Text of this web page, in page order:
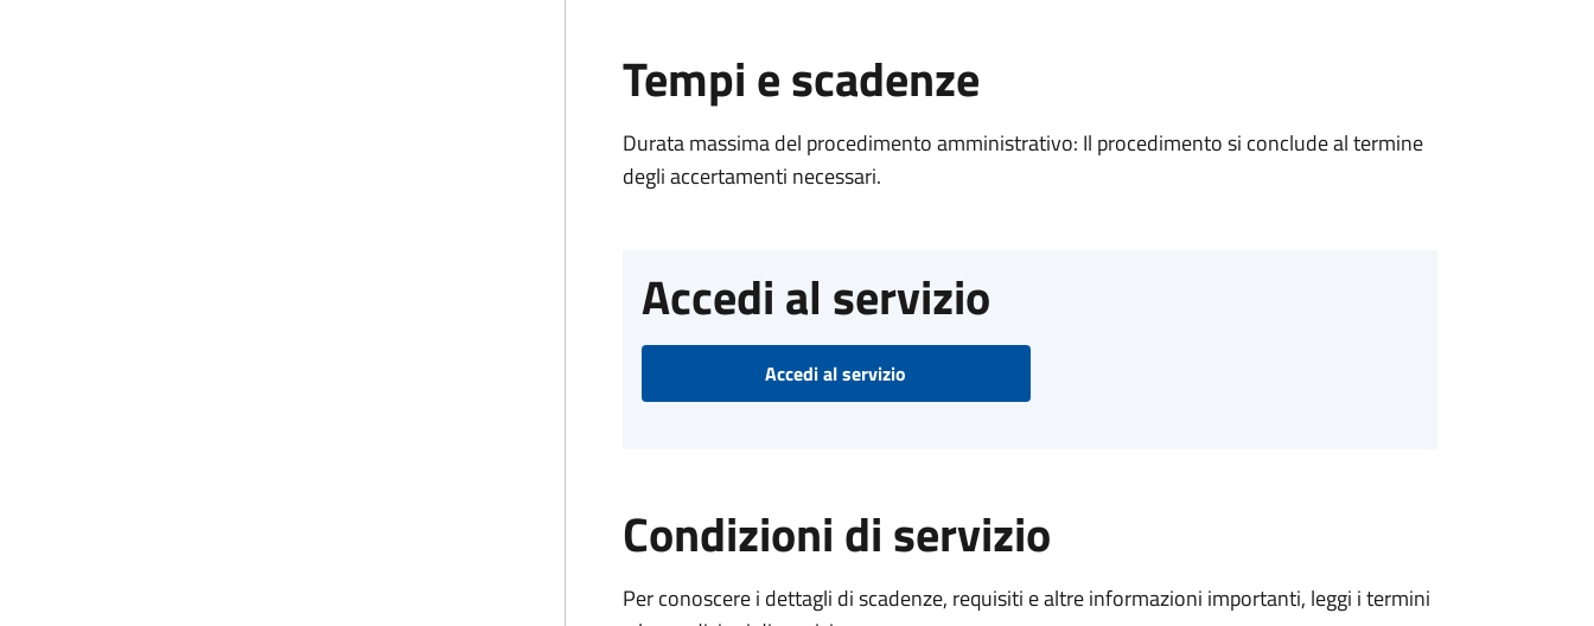
Tempi e scadenze
Durata massima del procedimento amministrativo: Il procedimento si conclude al termine
degli accertamenti necessari.
Accedi al servizio
Accedi al servizio
Condizioni di servizio
Per conoscere i dettagli di scadenze, requisiti e altre informazioni importanti, leggi i termini